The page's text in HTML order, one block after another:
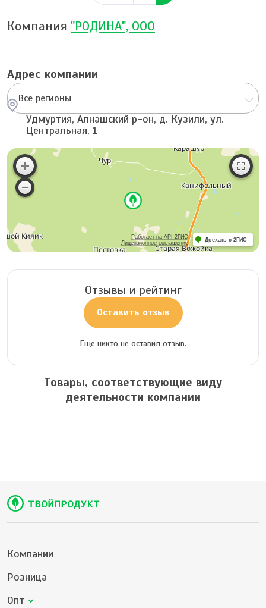
Компания "РОДИНА", ООО
Адрес компании
Все регионы
Удмуртия, Алнашский р-он, д. Кузили, ул.
Центральная, 1
Работает на API 2ГИС
Лицензионное соглашение
Доехать с 2ГИС
Отзывы и рейтинг
Оставить отзыв
Ещё никто не оставил отзыв.
Товары, соответствующие виду
деятельности компании
Компании
Розница
Опт